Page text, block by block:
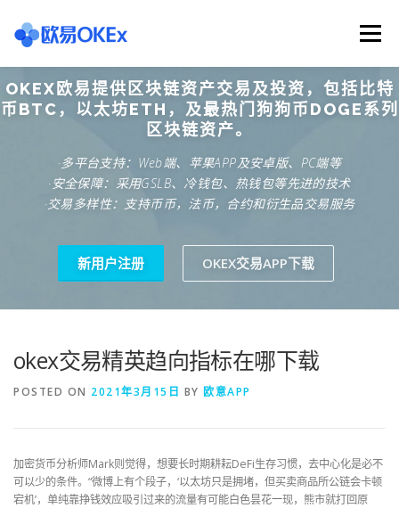
content
Menu
欧意交易所 关于欧意OKX 欧意APP下载
欧意注册网址 欧意交易下载 欧意团队
OKEX欧易提供区块链资产交易及投资，包括比特
币BTC，以太坊ETH，及最热门狗狗币DOGE系列
区块链资产。
·多平台支持：Web端、苹果APP及安卓版、PC端等
·安全保障：采用GSLB、冷钱包、热钱包等先进的技术
·交易多样性：支持币币，法币，合约和衍生品交易服务
新用户注册 OKEX交易APP下载
okex交易精英趋向指标在哪下载
POSTED ON 2021年3月15日 BY 欧意APP
加密货币分析师Mark则觉得，想要长时期耕耘DeFi生存习惯，去中心化是必不
可以少的条件。“微博上有个段子，‘以太坊只是拥堵，但买卖商品所公链会卡顿
宕机’，单纯靠挣钱效应吸引过来的流量有可能白色昙花一现，熊市就打回原